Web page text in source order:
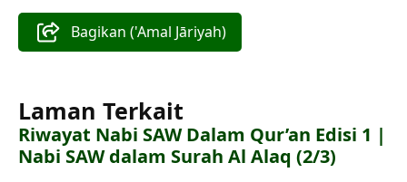
Bagikan ('Amal Jāriyah)
Laman Terkait
Riwayat Nabi SAW Dalam Qur’an Edisi 1 |
Nabi SAW dalam Surah Al Alaq (2/3)